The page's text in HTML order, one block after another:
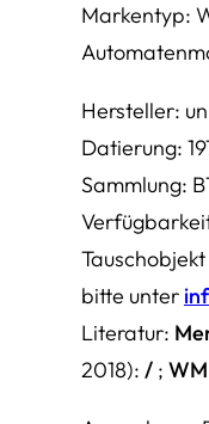
Markentyp:
Hersteller:
Datierung:
Sammlung:
bitte unter
Literatur:
2018): / ;